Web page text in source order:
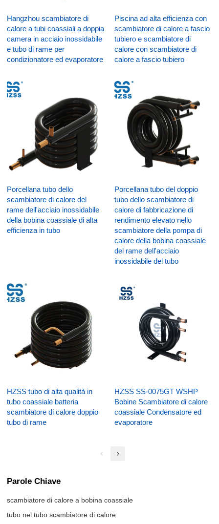
Hangzhou scambiatore di
calore a tubi coassiali a doppia
camera in acciaio inossidabile
e tubo di rame per
condizionatore ed evaporatore
Piscina ad alta efficienza con
scambiatore di calore a fascio
tubiero e scambiatore di
calore con scambiatore di
calore a fascio tubiero
Porcellana tubo dello
scambiatore di calore del
rame dell'acciaio inossidabile
della bobina coassiale di alta
efficienza in tubo
Porcellana tubo del doppio
tubo dello scambiatore di
calore di fabbricazione di
rendimento elevato nello
scambiatore della pompa di
calore della bobina coassiale
del rame dell'acciaio
inossidabile del tubo
HZSS tubo di alta qualità in
tubo coassiale batteria
scambiatore di calore doppio
tubo di rame
HZSS SS-0075GT WSHP
Bobine Scambiatore di calore
coassiale Condensatore ed
evaporatore
Parole Chiave
scambiatore di calore a bobina coassiale
tubo nel tubo scambiatore di calore